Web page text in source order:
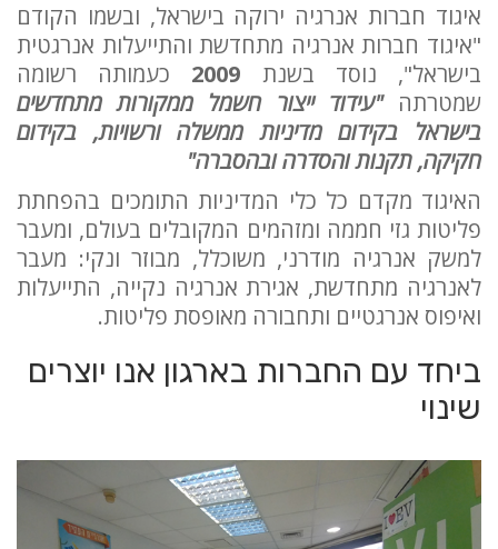
איגוד חברות אנרגיה ירוקה בישראל, ובשמו הקודם
"איגוד חברות אנרגיה מתחדשת והתייעלות אנרגטית
בישראל", נוסד בשנת 2009 כעמותה רשומה
שמטרתה"עידוד ייצור חשמל ממקורות מתחדשים
בישראל בקידום מדיניות ממשלה ורשויות, בקידום
חקיקה, תקנות והסדרה ובהסברה"
האיגוד מקדם כל כלי המדיניות התומכים בהפחתת
פליטות גזי חממה ומזהמים המקובלים בעולם, ומעבר
למשק אנרגיה מודרני, משוכלל, מבוזר ונקי: מעבר
לאנרגיה מתחדשת, אגירת אנרגיה נקייה, התייעלות
ואיפוס אנרגטיים ותחבורה מאופסת פליטות.
ביחד עם החברות בארגון אנו יוצרים
שינוי